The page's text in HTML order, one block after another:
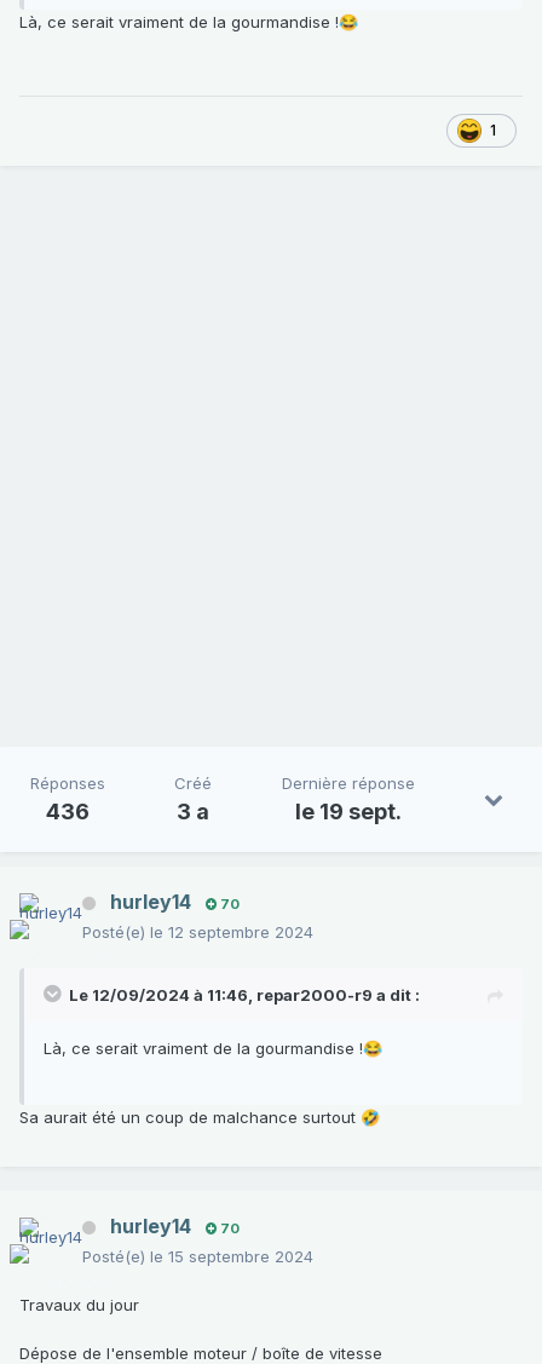
Là, ce serait vraiment de la gourmandise !😂
1
Réponses
436
Créé
3 a
Dernière réponse
le 19 sept.
hurley14 70
Posté(e) le 12 septembre 2024
Le 12/09/2024 à 11:46, repar2000-r9 a dit :
Là, ce serait vraiment de la gourmandise !😂
Sa aurait été un coup de malchance surtout 🤣
hurley14 70
Posté(e) le 15 septembre 2024
Travaux du jour
Dépose de l'ensemble moteur / boîte de vitesse